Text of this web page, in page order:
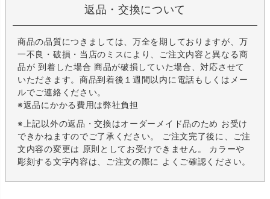
返品・交換について
商品の品質につきましては、万全を期しておりますが、万
一不良・破損・当店のミスにより、ご注文内容と異なる商
品が 到着した場合 商品が破損していた場合、対応させて
いただきます。商品到着後１週間以内に電話もしくはメー
ルでご連絡ください。
※返品にかかる費用は弊社負担
※上記以外の返品・交換はオーダーメイド品のため お受け
できかねますのでご了承ください。 ご注文完了後に、ご注
文内容の変更は 原則としてお受けできません。 カラーや
彫刻する文字内容は、ご注文の際に よくご確認ください。